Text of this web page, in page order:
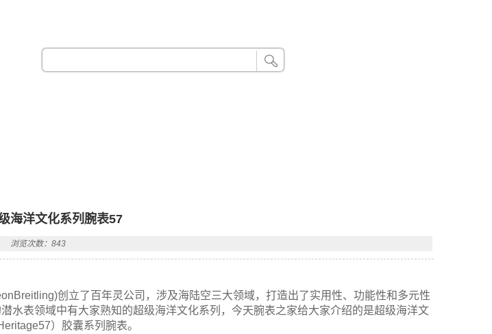
海洋文化系列腕表57
浏览次数：843
创立了百年灵公司，涉及海陆空三大领域，打造出了实用性、功能性和多元性
水表领域中有大家熟知的超级海洋文化系列，今天腕表之家给大家介绍的是超级海洋文
）胶囊系列腕表。